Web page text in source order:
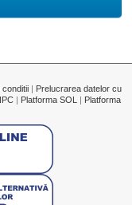
conditii | Prelucrarea datelor cu
| Platforma SOL | Platforma